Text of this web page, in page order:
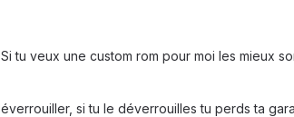
veux une custom rom pour moi les mieux
si tu le déverrouilles tu perds ta